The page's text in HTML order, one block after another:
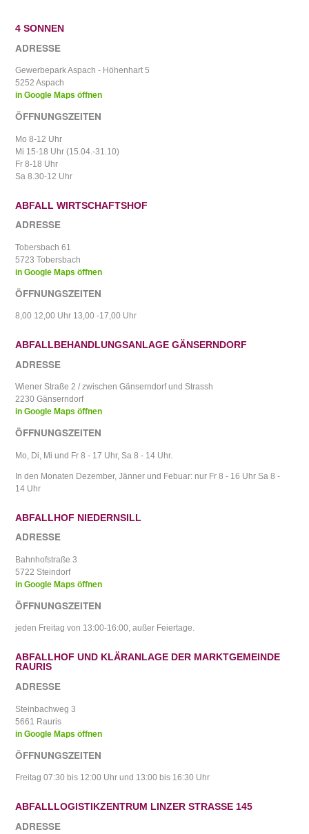
4 SONNEN
ADRESSE
Gewerbepark Aspach - Höhenhart 5
5252 Aspach
in Google Maps öffnen
ÖFFNUNGSZEITEN
Mo 8-12 Uhr
Mi 15-18 Uhr (15.04.-31.10)
Fr 8-18 Uhr
Sa 8.30-12 Uhr
ABFALL WIRTSCHAFTSHOF
ADRESSE
Tobersbach 61
5723 Tobersbach
in Google Maps öffnen
ÖFFNUNGSZEITEN
8,00 12,00 Uhr 13,00 -17,00 Uhr
ABFALLBEHANDLUNGSANLAGE GÄNSERNDORF
ADRESSE
Wiener Straße 2 / zwischen Gänserndorf und Strassh
2230 Gänserndorf
in Google Maps öffnen
ÖFFNUNGSZEITEN
Mo, Di, Mi und Fr 8 - 17 Uhr, Sa 8 - 14 Uhr.
In den Monaten Dezember, Jänner und Febuar: nur Fr 8 - 16 Uhr Sa 8 -
14 Uhr
ABFALLHOF NIEDERNSILL
ADRESSE
Bahnhofstraße 3
5722 Steindorf
in Google Maps öffnen
ÖFFNUNGSZEITEN
jeden Freitag von 13:00-16:00, außer Feiertage.
ABFALLHOF UND KLÄRANLAGE DER MARKTGEMEINDE
RAURIS
ADRESSE
Steinbachweg 3
5661 Rauris
in Google Maps öffnen
ÖFFNUNGSZEITEN
Freitag 07:30 bis 12:00 Uhr und 13:00 bis 16:30 Uhr
ABFALLLOGISTIKZENTRUM LINZER STRASSE 145
ADRESSE